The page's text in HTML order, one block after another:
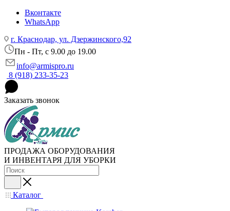
Вконтакте
WhatsApp
г. Краснодар, ул. Дзержинского,92
Пн - Пт, c 9.00 до 19.00
info@armispro.ru
8 (918) 233-35-23
Заказать звонок
ПРОДАЖА ОБОРУДОВАНИЯ
И ИНВЕНТАРЯ ДЛЯ УБОРКИ
Каталог